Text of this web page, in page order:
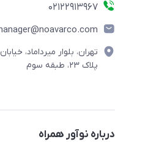
02122913967
تهران، بلوار میرداماد،
پلاک ۲۳، طبقه سوم
درباره نوآور همراه